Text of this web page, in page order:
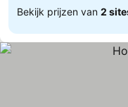
Bekijk prijzen van 2